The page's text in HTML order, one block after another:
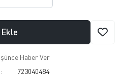
Haber Ver
723040484